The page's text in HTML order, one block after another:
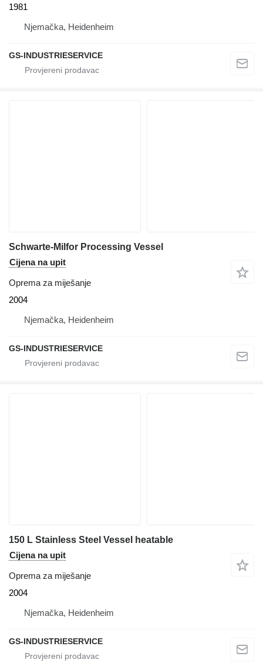
1981
Njemačka, Heidenheim
GS-INDUSTRIESERVICE
Schwarte-Milfor Processing Vessel
Cijena na upit
Oprema za miješanje
2004
Njemačka, Heidenheim
GS-INDUSTRIESERVICE
150 L Stainless Steel Vessel heatable
Cijena na upit
Oprema za miješanje
2004
Njemačka, Heidenheim
GS-INDUSTRIESERVICE